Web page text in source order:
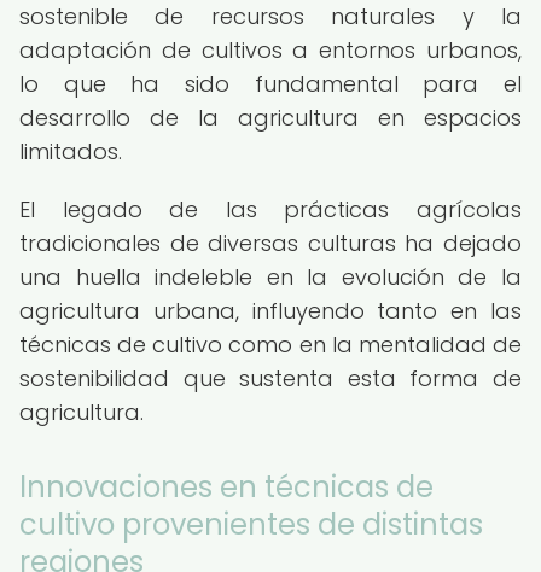
sostenible de recursos naturales y la
adaptación de cultivos a entornos urbanos,
lo que ha sido fundamental para el
desarrollo de la agricultura en espacios
limitados.
El legado de las prácticas agrícolas
tradicionales de diversas culturas ha dejado
una huella indeleble en la evolución de la
agricultura urbana, influyendo tanto en las
técnicas de cultivo como en la mentalidad de
sostenibilidad que sustenta esta forma de
agricultura.
Innovaciones en técnicas de
cultivo provenientes de distintas
regiones